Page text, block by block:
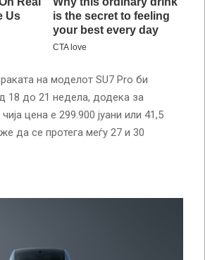
на моделот SU7 Pro би
18 до 21 недела, додека за
цена е 299.900 јуани или 41,5
да се протега меѓу 27 и 30